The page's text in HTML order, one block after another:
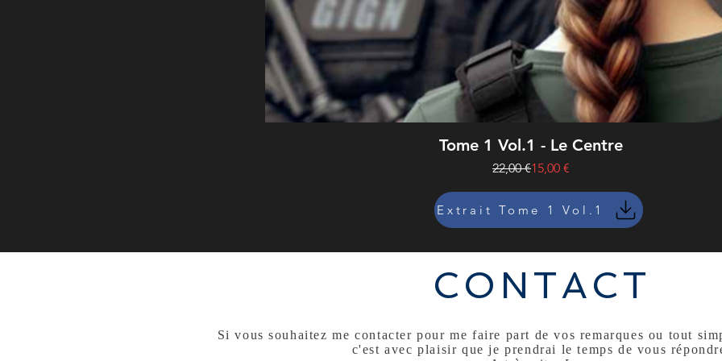
Tome 1 Vol.1 - Le Centre
Prix original
22,00 €Prix promotionnel
15,00 €
Extrait Tome 1 Vol.1
CONTACT
Si vous souhaitez me contacter pour me faire part de vos remarques ou tout
c'est avec plaisir que je prendrai le temps de vous